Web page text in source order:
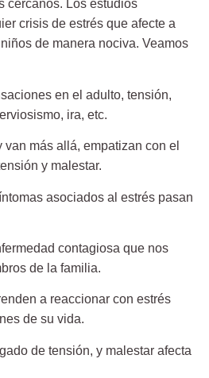
cercanos. Los estudios
crisis de estrés que afecte a
de manera nociva. Veamos
en el adulto, tensión,
ira, etc.
más allá, empatizan con el
y malestar.
asociados al estrés pasan
contagiosa que nos
de la familia.
a reaccionar con estrés
de su vida.
de tensión, y malestar afecta